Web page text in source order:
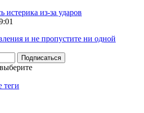
истерика из-за ударов
и не пропустите ни одной
теги